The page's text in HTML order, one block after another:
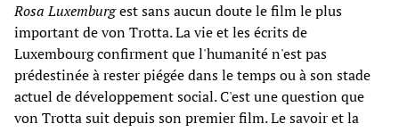
Rosa Luxemburgest sans aucun doute le film le plus
important de von Trotta. La vie et les écrits de
Luxembourg confirment que l'humanité n'est pas
prédestinée à rester piégée dans le temps ou à son stade
actuel de développement social. C'est une question que
von Trotta suit depuis son premier film. Le savoir et la